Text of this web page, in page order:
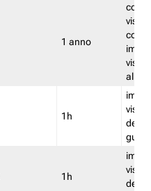
1 anno
1h
della
1h
della